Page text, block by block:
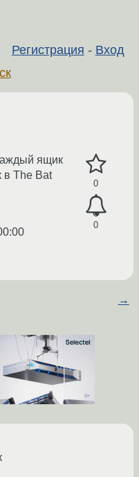
Регистрация - Вход
0
0
ящик
в The Bat
→